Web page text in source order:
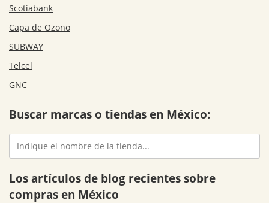
Scotiabank
Capa de Ozono
SUBWAY
Telcel
GNC
Buscar marcas o tiendas en México:
Los artículos de blog recientes sobre
compras en México